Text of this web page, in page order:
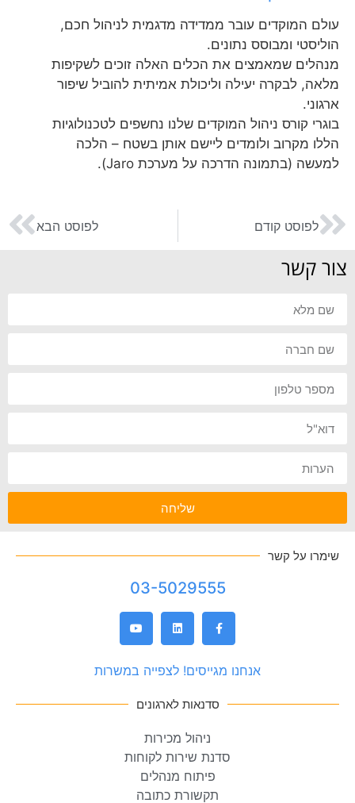
עולם המוקדים עובר ממדידה מדגמית לניהול חכם,
הוליסטי ומבוסס נתונים.
מנהלים שמאמצים את הכלים האלה זוכים לשקיפות
מלאה, לבקרה יעילה וליכולת אמיתית להוביל שיפור
ארגוני.
בוגרי קורס ניהול המוקדים שלנו נחשפים לטכנולוגיות
הללו מקרוב ולומדים ליישם אותן בשטח – הלכה
למעשה (בתמונה הדרכה על מערכת Jaro).
לפוסט קודם לפוסט הבא
צור קשר
שליחה
שימרו על קשר
03-5029555
אנחנו מגייסים! לצפייה במשרות
סדנאות לארגונים
ניהול מכירות
סדנת שירות לקוחות
פיתוח מנהלים
תקשורת כתובה